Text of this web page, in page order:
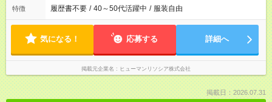
特徴 履歴書不要 / 40～50代活躍中 / 服装自由
気になる！ 応募する 詳細へ
掲載元企業名 ヒューマンリソシア株式会社
掲載日：2026.07.31